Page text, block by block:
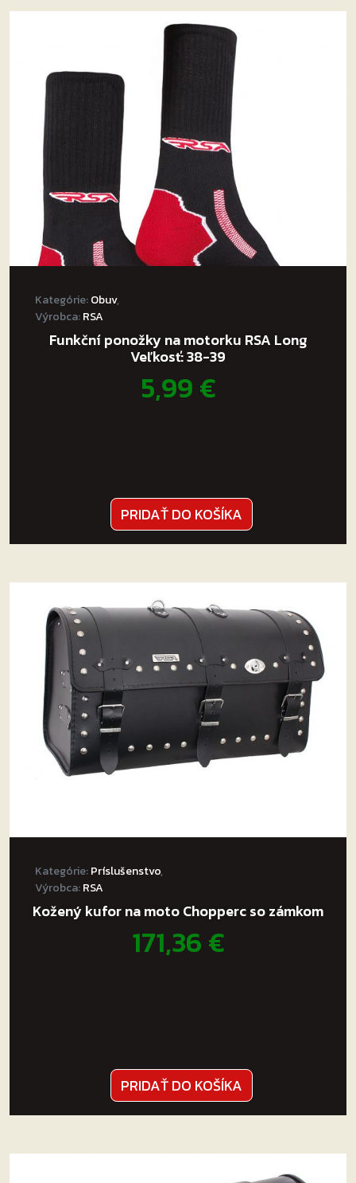
Kategórie:Obuv,
Výrobca:RSA
Funkční ponožky na motorku RSA Long
Veľkosť: 38-39
5,99€
PRIDAŤ DO KOŠÍKA
Kategórie:Príslušenstvo,
Výrobca:RSA
Kožený kufor na moto Chopperc so zámkom
171,36€
PRIDAŤ DO KOŠÍKA